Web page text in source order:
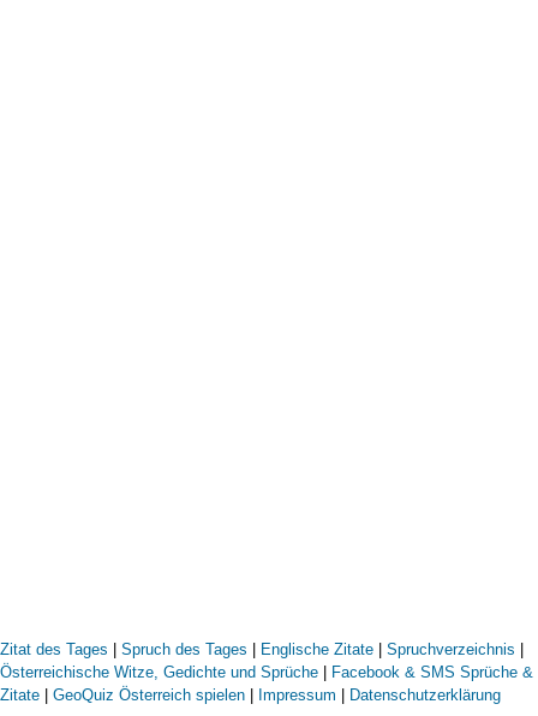
Zitat des Tages | Spruch des Tages | Englische Zitate | Spruchverzeichnis |
Österreichische Witze, Gedichte und Sprüche | Facebook & SMS Sprüche &
Zitate | GeoQuiz Österreich spielen | Impressum | Datenschutzerklärung